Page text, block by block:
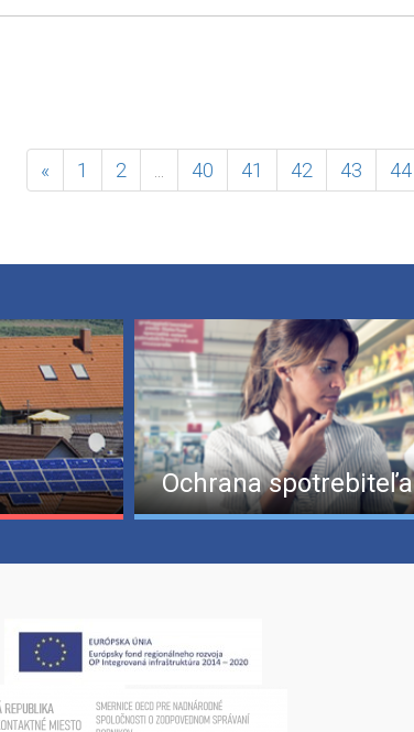
« 1 2 40 41 42 43 44
Ochrana spotrebiteľa